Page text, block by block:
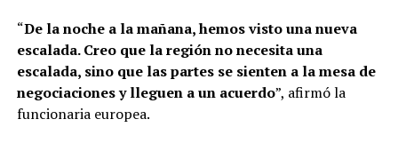
“De la noche a la mañana, hemos visto una nueva
escalada. Creo que la región no necesita una
escalada, sino que las partes se sienten a la mesa de
negociaciones y lleguen a un acuerdo”, afirmó la
funcionaria europea.